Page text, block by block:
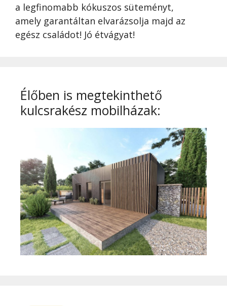
a legfinomabb kókuszos süteményt,
amely garantáltan elvarázsolja majd az
egész családot! Jó étvágyat!
Élőben is megtekinthető
kulcsrakész mobilházak: